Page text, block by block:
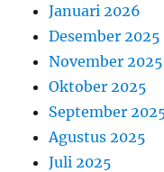
Januari 2026
Desember 2025
November 2025
Oktober 2025
September
Agustus 2025
Juli 2025